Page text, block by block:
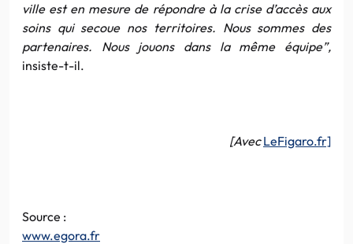
ville est en mesure de répondre à la crise d’accès aux
soins qui secoue nos territoires. Nous sommes des
partenaires. Nous jouons dans la même équipe”,
insiste-t-il.
[Avec LeFigaro.fr]
Source :
www.egora.fr